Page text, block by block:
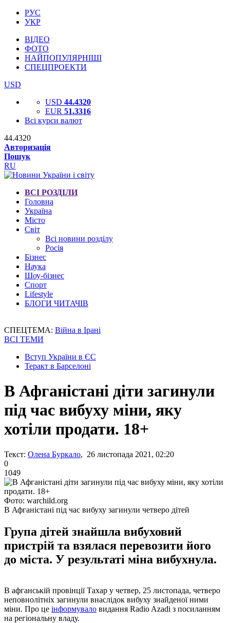
РУС
УКР
ВІДЕО
ФОТО
НАЙПОПУЛЯРНІШІ
СПЕЦПРОЕКТИ
USD
USD 44.4320
EUR 51.3316
Всі курси валют
44.4320
Авторизація
Пошук
RU
ВСІ РОЗДІЛИ
Головна
Україна
Місто
Світ
Всі новини розділу
Росія
Бізнес
Наука
Шоу-бізнес
Спорт
Lifestyle
БЛОГИ ЧИТАЧІВ
СПЕЦТЕМА: Війна в Ірані
ВСІ ТЕМИ
Вступ України в ЄС
Теракт в Барселоні
В Афганістані діти загинули
під час вибуху міни, яку
хотіли продати. 18+
Текст: Олена Буркало, 26 листопада 2021, 02:20
0
1049
Фото: warchild.org
В Афганістані під час вибуху загинули четверо дітей
Група дітей знайшла вибуховий
пристрій та взялася перевозити його
до міста. У результаті міна вибухнула.
В афганській провінції Тахар у четвер, 25 листопада, четверо
неповнолітніх загинули внаслідок вибуху знайденої ними
міни. Про це інформувало видання Radio Azadi з посиланням
на регіональну владу.